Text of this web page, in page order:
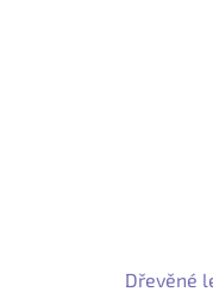
Dřevěné